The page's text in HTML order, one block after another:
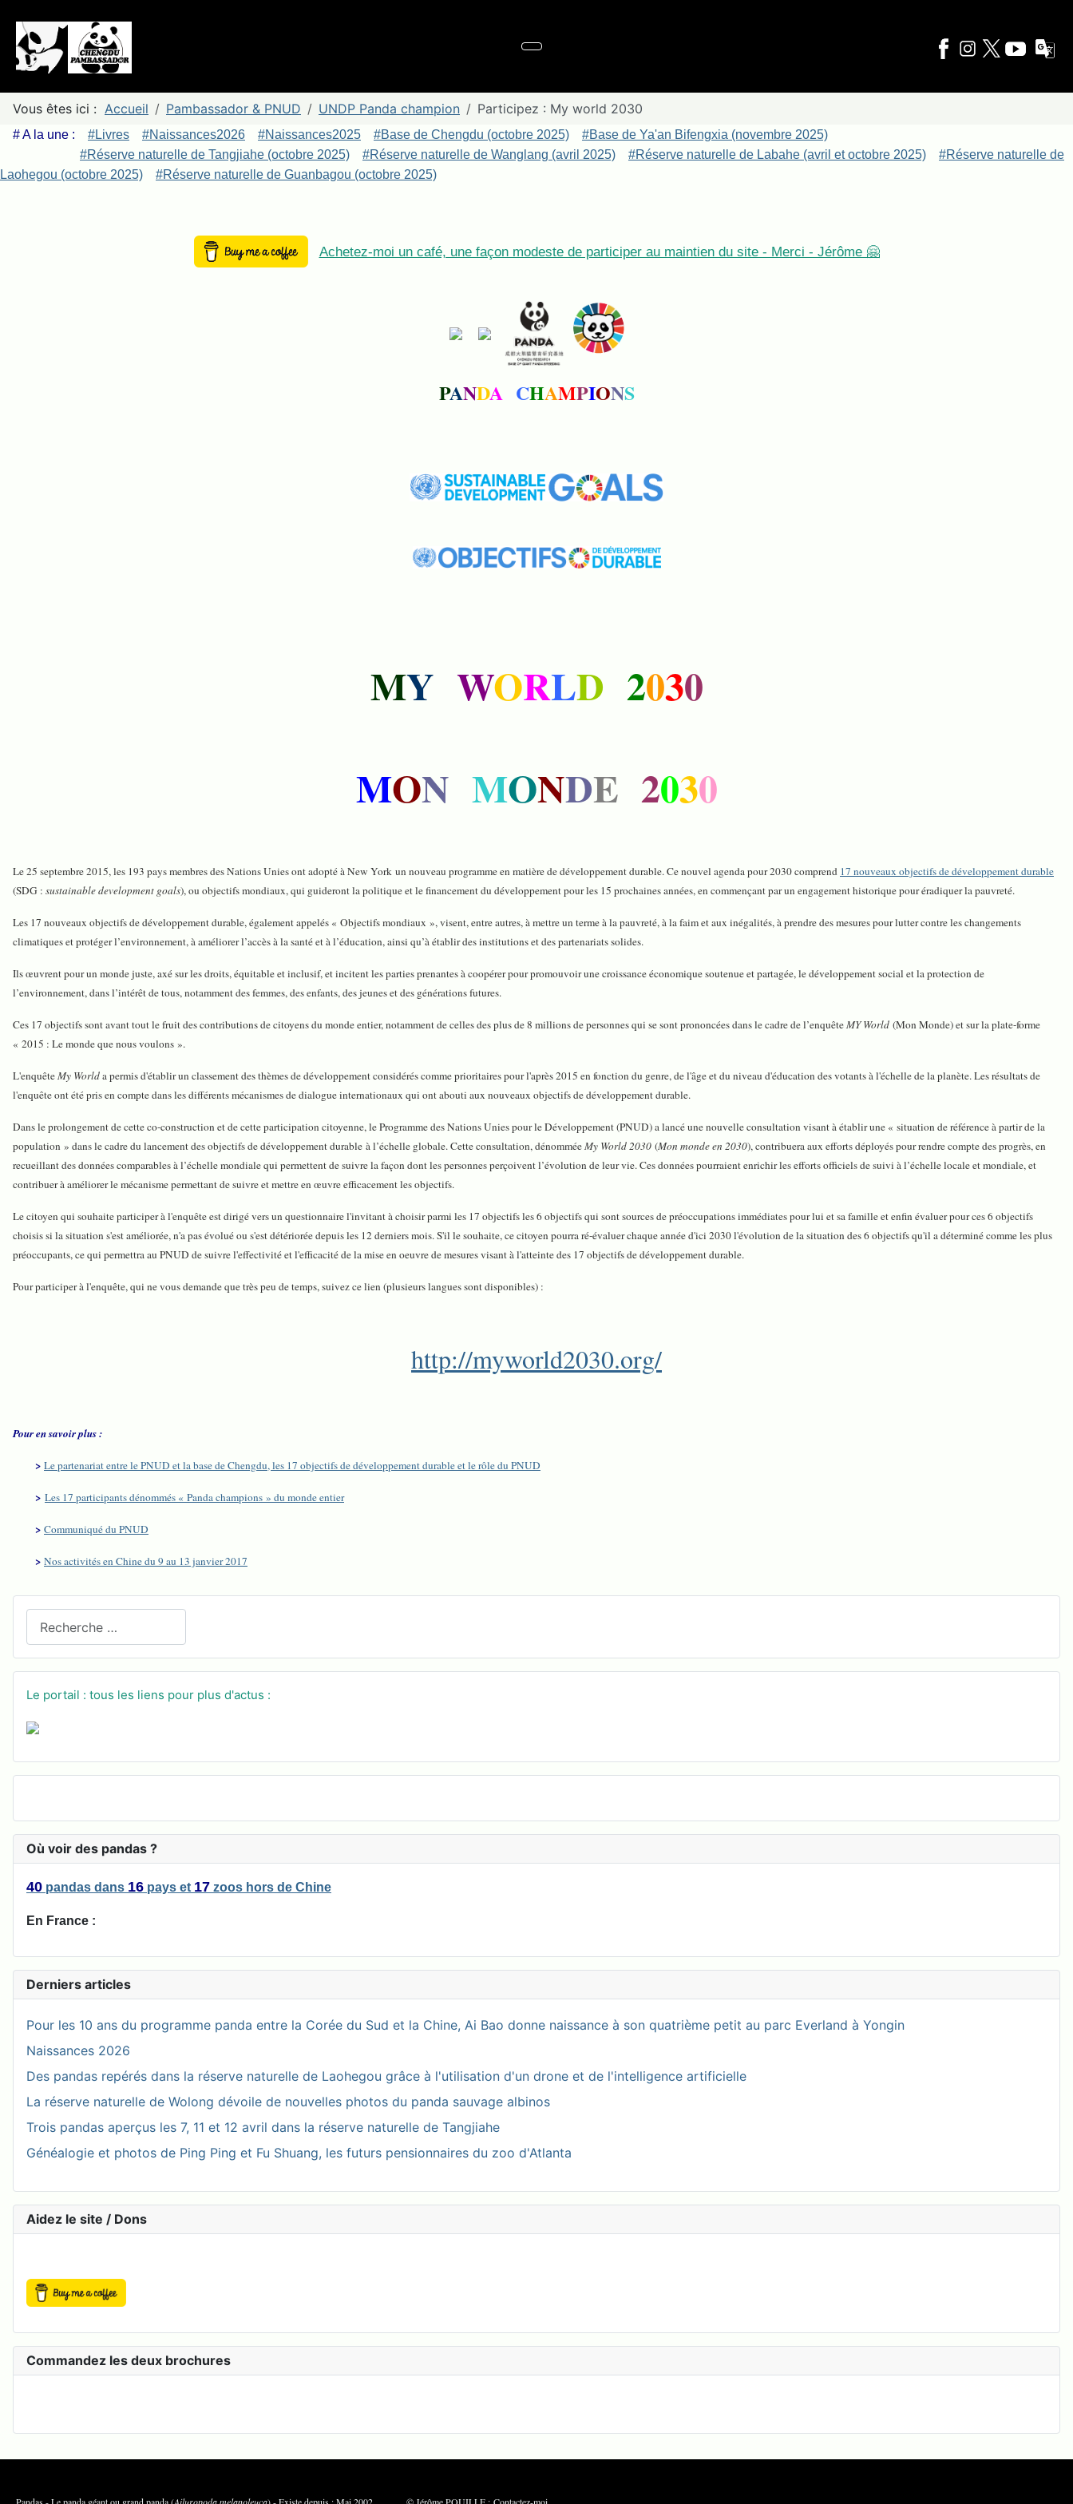
Vous êtes ici : Accueil Pambassador & PNUD UNDP Panda champion Participez : My world 2030
# A la une : #Livres #Naissances2026 #Naissances2025 #Base de Chengdu (octobre 2025)
#Base de Ya'an Bifengxia (novembre 2025)
#Réserve naturelle de Tangjiahe (octobre 2025)
#Réserve naturelle de Wanglang (avril 2025) #Réserve naturelle de Labahe (avril et octobre 2025)
#Réserve naturelle de
Laohegou (octobre 2025)
#Réserve naturelle de Guanbagou (octobre 2025)
Le portail : tous les liens pour plus d'actus :
Où voir des pandas ?
40 pandas dans 16 pays et 17 zoos hors de Chine
En France :
Derniers articles
Pour les 10 ans du programme panda entre la Corée du Sud et la Chine, Ai Bao donne naissance à son quatrième petit au parc Everland à Yongin
Naissances 2026
Des pandas repérés dans la réserve naturelle de Laohegou grâce à l'utilisation d'un drone et de l'intelligence artificielle
La réserve naturelle de Wolong dévoile de nouvelles photos du panda sauvage albinos
Trois pandas aperçus les 7, 11 et 12 avril dans la réserve naturelle de Tangjiahe
Généalogie et photos de Ping Ping et Fu Shuang, les futurs pensionnaires du zoo d'Atlanta
Aidez le site / Dons
Commandez les deux brochures
Achetez-moi un café, une façon modeste de participer au maintien du site - Merci - Jérôme 🤗
PANDA CHAMPIONS
MY WORLD 2030
MON MONDE 2030
Le 25 septembre 2015, les 193 pays membres des Nations Unies ont adopté à New York un nouveau programme en matière de développement durable. Ce nouvel agenda pour 2030 comprend 17 nouveaux objectifs de développement durable
(SDG : sustainable development goals), ou objectifs mondiaux, qui guideront la politique et le financement du développement pour les 15 prochaines années, en commençant par un engagement historique pour éradiquer la pauvreté.
Les 17 nouveaux objectifs de développement durable, également appelés « Objectifs mondiaux », visent, entre autres, à mettre un terme à la pauvreté, à la faim et aux inégalités, à prendre des mesures pour lutter contre les changements
climatiques et protéger l’environnement, à améliorer l’accès à la santé et à l’éducation, ainsi qu’à établir des institutions et des partenariats solides.
Ils œuvrent pour un monde juste, axé sur les droits, équitable et inclusif, et incitent les parties prenantes à coopérer pour promouvoir une croissance économique soutenue et partagée, le développement social et la protection de
l’environnement, dans l’intérêt de tous, notamment des femmes, des enfants, des jeunes et des générations futures.
Ces 17 objectifs sont avant tout le fruit des contributions de citoyens du monde entier, notamment de celles des plus de 8 millions de personnes qui se sont prononcées dans le cadre de l’enquêteMY World (Mon Monde) et sur la plate-forme
« 2015 : Le monde que nous voulons ».
L'enquêteMy Worlda permis d'établir un classement des thèmes de développement considérés comme prioritaires pour l'après 2015 en fonction du genre, de l'âge et du niveau d'éducation des votants à l'échelle de la planète. Les résultats de
l'enquête ont été pris en compte dans les différents mécanismes de dialogue internationaux qui ont abouti aux nouveaux objectifs de développement durable.
Dans le prolongement de cette co-construction et de cette participation citoyenne, le Programme des Nations Unies pour le Développement (PNUD) a lancé une nouvelle consultation visant à établir une « situation de référence à partir de la
population » dans le cadre du lancement des objectifs de développement durable à l’échelle globale. Cette consultation, dénomméeMy World 2030 (Mon monde en 2030), contribuera aux efforts déployés pour rendre compte des progrès, en
recueillant des données comparables à l’échelle mondiale qui permettent de suivre la façon dont les personnes perçoivent l’évolution de leur vie. Ces données pourraient enrichir les efforts officiels de suivi à l’échelle locale et mondiale, et
contribuer à améliorer le mécanisme permettant de suivre et mettre en œuvre efficacement les objectifs.
Le citoyen qui souhaite participer à l'enquête est dirigé vers un questionnaire l'invitant à choisir parmi les 17 objectifs les 6 objectifs qui sont sources de préoccupations immédiates pour lui et sa famille et enfin évaluer pour ces 6 objectifs
choisis si la situation s'est améliorée, n'a pas évolué ou s'est détériorée depuis les 12 derniers mois. S'il le souhaite, ce citoyen pourra ré-évaluer chaque année d'ici 2030 l'évolution de la situation des 6 objectifs qu'il a déterminé comme les plus
préoccupants, ce qui permettra au PNUD de suivre l'effectivité et l'efficacité de la mise en oeuvre de mesures visant à l'atteinte des 17 objectifs de développement durable.
Pour participer à l'enquête, qui ne vous demande que très peu de temps, suivez ce lien (plusieurs langues sont disponibles) :
http://myworld2030.org/
Pour en savoir plus :
> Le partenariat entre le PNUD et la base de Chengdu, les 17 objectifs de développement durable et le rôle du PNUD
> Les 17 participants dénommés « Panda champions » du monde entier
> Communiqué du PNUD
> Nos activités en Chine du 9 au 13 janvier 2017